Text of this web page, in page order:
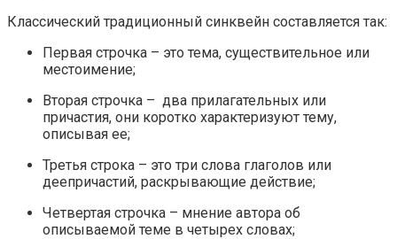
Классический традиционный синквейн составляется так:
Первая строчка – это тема, существительное или
местоимение;
Вторая строчка – два прилагательных или
причастия, они коротко характеризуют тему,
описывая ее;
Третья строка – это три слова глаголов или
деепричастий, раскрывающие действие;
Четвертая строчка – мнение автора об
описываемой теме в четырех словах;